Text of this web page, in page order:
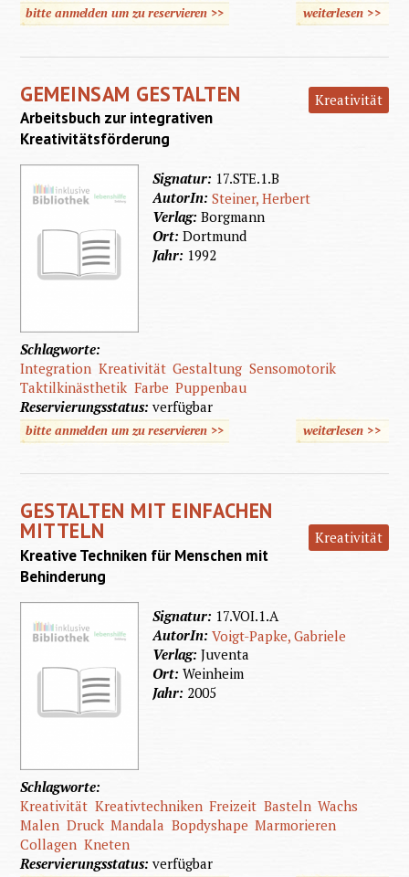
bitte anmelden um zu reservieren >> weiterlesen
über
>>
GEMEINSAM GESTALTEN Kreativität
Arbeitsbuch zur integrativen
Kreativitätsförderung
Signatur: 17.STE.1.B
AutorIn:Steiner, Herbert
Verlag:Borgmann
Ort:Dortmund
Jahr: 1992
Schlagworte:
Integration Kreativität Gestaltung Sensomotorik
Taktilkinästhetik Farbe Puppenbau
Reservierungsstatus:verfügbar
bitte anmelden um zu reservieren >> weiterlesen>>
GESTALTEN MIT EINFACHEN
MITTELN Kreativität
Kreative Techniken für Menschen mit
Behinderung
Signatur: 17.VOI.1.A
AutorIn:Voigt-Papke, Gabriele
Verlag:Juventa
Ort:Weinheim
Jahr: 2005
Schlagworte:
Kreativität Kreativtechniken Freizeit Basteln Wachs
Malen Druck Mandala Bopdyshape Marmorieren
Collagen Kneten
Reservierungsstatus:verfügbar